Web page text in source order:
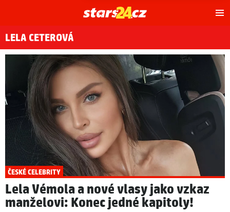
LELA CETEROVÁ
ČESKÉ CELEBRITY
Lela Vémola a nové vlasy jako vzkaz
manželovi: Konec jedné kapitoly!